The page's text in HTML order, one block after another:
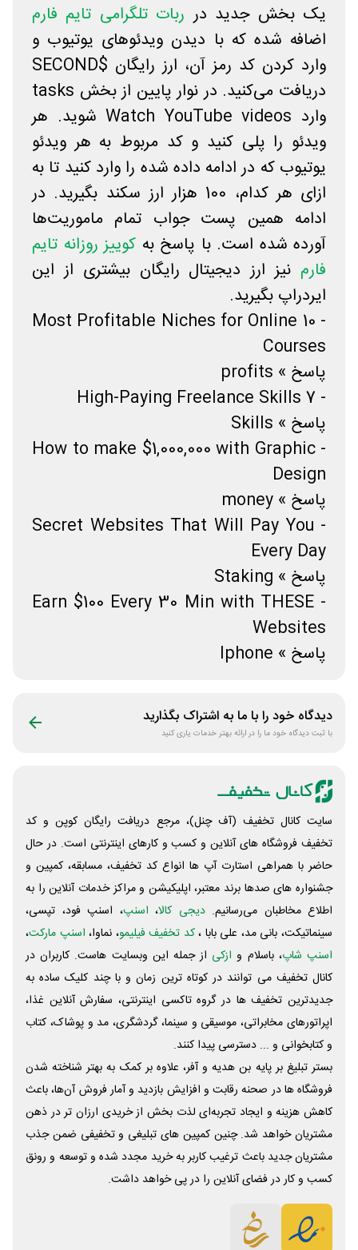
یک بخش جدید در ربات تلگرامی تایم فارم
اضافه شده که با دیدن ویدئوهای یوتیوب و
وارد کردن کد رمز آن، ارز رایگان $SECOND
دریافت می‌کنید. در نوار پایین از بخش tasks
وارد Watch YouTube videos شوید. هر
ویدئو را پلی کنید و کد مربوط به هر ویدئو
یوتیوب که در ادامه داده شده را وارد کنید تا به
ازای هر کدام، 100 هزار ارز سکند بگیرید. در
ادامه همین پست جواب تمام ماموریت‌ها
آورده شده است. با پاسخ به کوییز روزانه تایم
فارم نیز ارز دیجیتال رایگان بیشتری از این
ایردراپ بگیرید.
- 10 Most Profitable Niches for Online
Courses
پاسخ » profits
- 7 High-Paying Freelance Skills
پاسخ » Skills
- How to make $1,000,000 with Graphic
Design
پاسخ » money
- Secret Websites That Will Pay You
Every Day
پاسخ » Staking
- Earn $100 Every 30 Min with THESE
Websites
پاسخ » Iphone
دیدگاه خود را با ما به اشتراک بگذارید
با ثبت دیدگاه خود ما را در ارائه بهتر خدمات یاری کنید
سایت کانال تخفیف (آف چنل)، مرجع دریافت رایگان کوپن و کد
تخفیف فروشگاه های آنلاین و کسب و‌ کارهای اینترنتی است. در حال
حاضر با همراهی استارت آپ ها انواع کد تخفیف، مسابقه، کمپین و
جشنواره های صدها برند معتبر، اپلیکیشن و مراکز خدمات آنلاین را به
اطلاع مخاطبان می‌رسانیم. دیجی کالا، اسنپ، اسنپ فود، تپسی،
سینماتیکت، بانی مد، علی‌ بابا ،کد تخفیف فیلیمو، نماوا، اسنپ مارکت،
اسنپ شاپ، باسلام و ازکی از جمله این وبسایت ‌هاست. کاربران در
کانال تخفیف می توانند در کوتاه ترین زمان و با چند کلیک ساده به
جدیدترین تخفیف ها در گروه تاکسی اینترنتی، سفارش آنلاین غذا،
اپراتورهای مخابراتی، موسیقی و سینما، گردشگری، مد و پوشاک، کتاب
و کتابخوانی و ... دسترسی پیدا کنند.
بستر تبلیغ بر پایه بن هدیه و آفر، علاوه بر کمک به بهتر شناخته شدن
فروشگاه ها در صحنه رقابت و افزایش بازدید و آمار فروش آن‌ها، باعث
کاهش هزینه و ایجاد تجربه‌ای لذت بخش از خریدی ارزان تر در ذهن
مشتریان خواهد شد. چنین کمپین های تبلیغی و تخفیفی ضمن جذب
مشتریان جدید باعث ترغیب کاربر به خرید مجدد شده و توسعه و رونق
کسب و کار در فضای آنلاین را در پی خواهد داشت.